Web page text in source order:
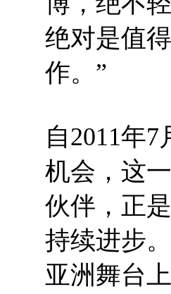
绝对是值
作。”
自2011年
机会，这
伙伴，正
持续进步
亚洲舞台